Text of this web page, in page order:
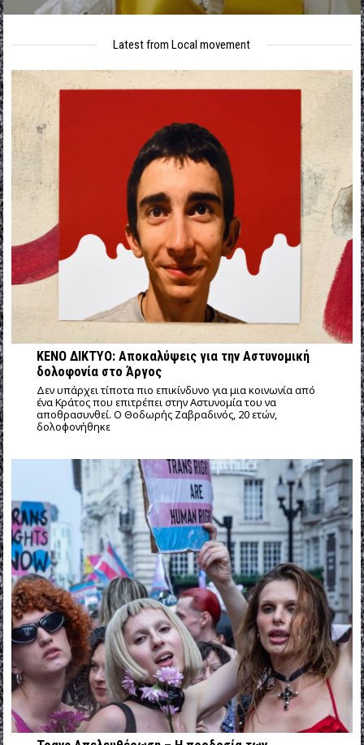
Latest from Local movement
ΚΕΝΟ ΔΙΚΤΥΟ: Αποκαλύψεις για την Αστυνομική
δολοφονία στο Άργος
Δεν υπάρχει τίποτα πιο επικίνδυνο για μια κοινωνία από
ένα Κράτος που επιτρέπει στην Αστυνομία του να
αποθρασυνθεί. Ο Θοδωρής Ζαβραδινός, 20 ετών,
δολοφονήθηκε